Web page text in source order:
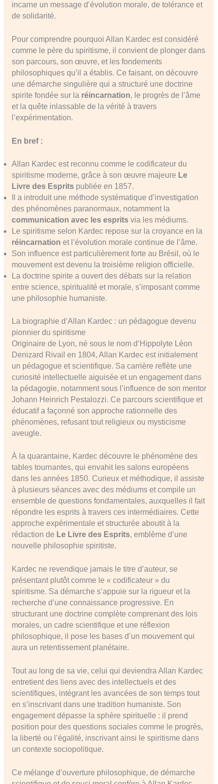
incarne un message d’évolution morale, de tolérance et
de solidarité.
Pour comprendre pourquoi Allan Kardec est considéré
comme le père du spiritisme, il convient de plonger dans
son parcours, son œuvre, et les fondements
philosophiques qu’il a établis. Ce faisant, on découvre
une démarche singulière qui a structuré une doctrine
spirite fondée sur la réincarnation, le progrès de l’âme
et la quête inlassable de la vérité à travers
l’expérimentation.
En bref :
Allan Kardec est reconnu comme le codificateur du
spiritisme moderne, grâce à son œuvre majeure Le
Livre des Espritspubliée en 1857.
Il a introduit une méthode systématique d’investigation
des phénomènes paranormaux, notamment la
communication avec les espritsvia les médiums.
Le spiritisme selon Kardec repose sur la croyance en la
réincarnation et l’évolution morale continue de l’âme.
Son influence est particulièrement forte au Brésil, où le
mouvement est devenu la troisième religion officielle.
La doctrine spirite a ouvert des débats sur la relation
entre science, spiritualité et morale, s’imposant comme
une philosophie humaniste.
La biographie d’Allan Kardec : un pédagogue devenu
pionnier du spiritisme
Originaire de Lyon, né sous le nom d’Hippolyte Léon
Denizard Rivail en 1804, Allan Kardec est initialement
un pédagogue et scientifique. Sa carrière reflète une
curiosité intellectuelle aiguisée et un engagement dans
la pédagogie, notamment sous l’influence de son mentor
Johann Heinrich Pestalozzi. Ce parcours scientifique et
éducatif a façonné son approche rationnelle des
phénomènes, refusant tout religieux ou mysticisme
aveugle.
À la quarantaine, Kardec découvre le phénomène des
tables tournantes, qui envahit les salons européens
dans les années 1850. Curieux et méthodique, il assiste
à plusieurs séances avec des médiums et compile un
ensemble de questions fondamentales, auxquelles il fait
répondre les esprits à travers ces intermédiaires. Cette
approche expérimentale et structurée aboutit à la
rédaction de Le Livre des Esprits, emblème d’une
nouvelle philosophie spiritiste.
Kardec ne revendique jamais le titre d’auteur, se
présentant plutôt comme le « codificateur » du
spiritisme. Sa démarche s’appuie sur la rigueur et la
recherche d’une connaissance progressive. En
structurant une doctrine complète comprenant des lois
morales, un cadre scientifique et une réflexion
philosophique, il pose les bases d’un mouvement qui
aura un retentissement planétaire.
Tout au long de sa vie, celui qui deviendra Allan Kardec
entretient des liens avec des intellectuels et des
scientifiques, intégrant les avancées de son temps tout
en s’inscrivant dans une tradition humaniste. Son
engagement dépasse la sphère spirituelle : il prend
position pour des questions sociales comme le progrès,
la liberté ou l’égalité, inscrivant ainsi le spiritisme dans
un contexte sociopolitique.
Ce mélange d’ouverture philosophique, de démarche